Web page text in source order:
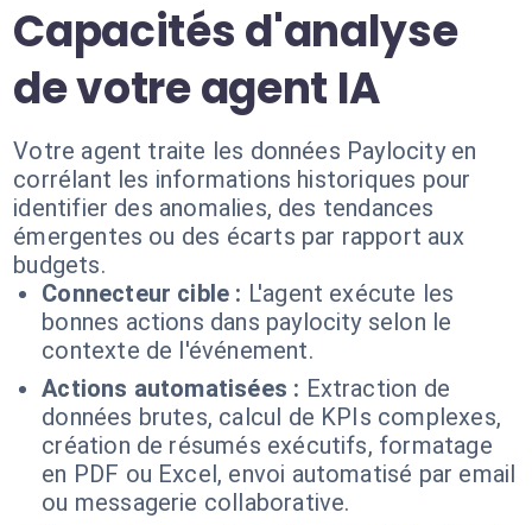
Capacités d'analyse
de votre agent IA
Votre agent traite les données Paylocity en
corrélant les informations historiques pour
identifier des anomalies, des tendances
émergentes ou des écarts par rapport aux
budgets.
Connecteur cible : L'agent exécute les
bonnes actions dans paylocity selon le
contexte de l'événement.
Actions automatisées : Extraction de
données brutes, calcul de KPIs complexes,
création de résumés exécutifs, formatage
en PDF ou Excel, envoi automatisé par email
ou messagerie collaborative.